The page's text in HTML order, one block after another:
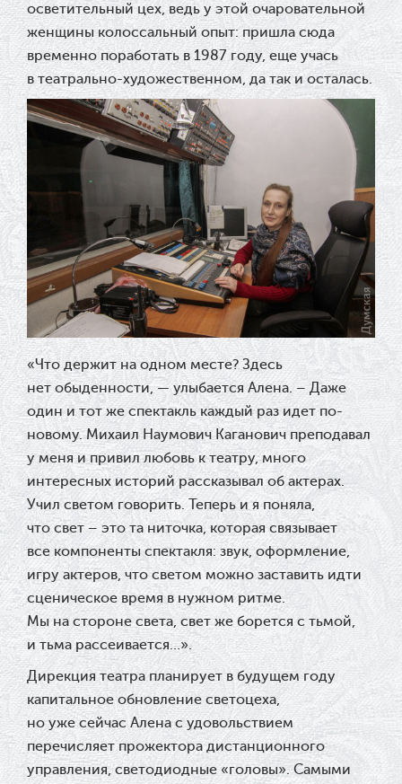
осветительный цех, ведь у этой очаровательной
женщины колоссальный опыт: пришла сюда
временно поработать в 1987 году, еще учась
в театрально-художественном, да так и осталась.
«Что держит на одном месте? Здесь
нет обыденности, — улыбается Алена. – Даже
один и тот же спектакль каждый раз идет по-
новому. Михаил Наумович Каганович преподавал
у меня и привил любовь к театру, много
интересных историй рассказывал об актерах.
Учил светом говорить. Теперь и я поняла,
что свет – это та ниточка, которая связывает
все компоненты спектакля: звук, оформление,
игру актеров, что светом можно заставить идти
сценическое время в нужном ритме.
Мы на стороне света, свет же борется с тьмой,
и тьма рассеивается…».
Дирекция театра планирует в будущем году
капитальное обновление светоцеха,
но уже сейчас Алена с удовольствием
перечисляет прожектора дистанционного
управления, светодиодные «головы». Самыми